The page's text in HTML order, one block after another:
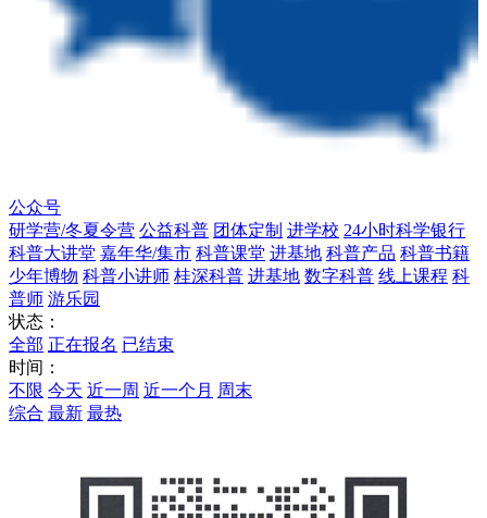
公众号
研学营/冬夏令营 公益科普 团体定制 进学校 24小时科学银行
科普大讲堂 嘉年华/集市 科普课堂 进基地 科普产品 科普书籍
少年博物 科普小讲师 桂深科普 进基地 数字科普 线上课程 科
普师 游乐园
状态：
全部 正在报名 已结束
时间：
不限 今天 近一周 近一个月 周末
综合 最新 最热